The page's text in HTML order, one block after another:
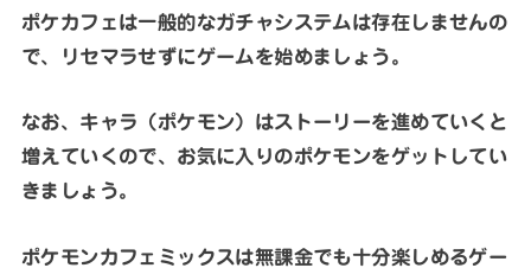
ポケカフェは一般的なガチャシステムは存在しませんの
で、リセマラせずにゲームを始めましょう。
なお、キャラ（ポケモン）はストーリーを進めていくと
増えていくので、お気に入りのポケモンをゲットしてい
きましょう。
ポケモンカフェミックスは無課金でも十分楽しめるゲー